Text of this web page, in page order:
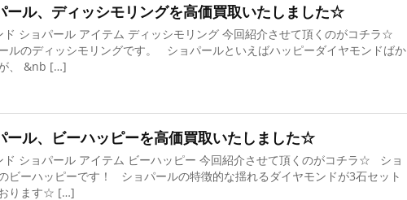
ール、ディッシモリングを高価買取いたしました☆
ド ショパール アイテム ディッシモリング 今回紹介させて頂くのがコチラ☆
ルのディッシモリングです。 ショパールといえばハッピーダイヤモンドばか
、 &nb […]
ール、ビーハッピーを高価買取いたしました☆
ド ショパール アイテム ビーハッピー 今回紹介させて頂くのがコチラ☆ ショ
ビーハッピーです！ ショパールの特徴的な揺れるダイヤモンドが3石セット
ります☆ […]